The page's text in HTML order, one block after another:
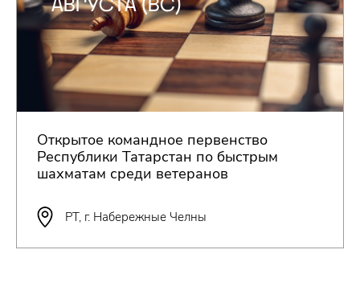
Открытое командное первенство
Республики Татарстан по быстрым
шахматам среди ветеранов
РТ, г. Набережные Челны